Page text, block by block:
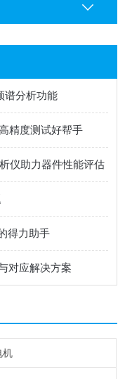
谱分析功能
精度测试好帮手
仪助力器件性能评估
得力助手
对应解决方案
机